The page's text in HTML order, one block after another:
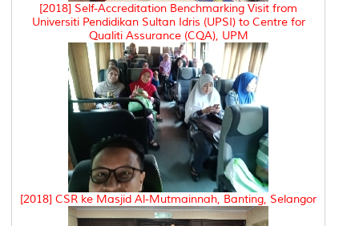
[2018] Self-Accreditation Benchmarking Visit from
Universiti Pendidikan Sultan Idris (UPSI) to Centre for
Qualiti Assurance (CQA), UPM
[2018] CSR ke Masjid Al-Mutmainnah, Banting, Selangor